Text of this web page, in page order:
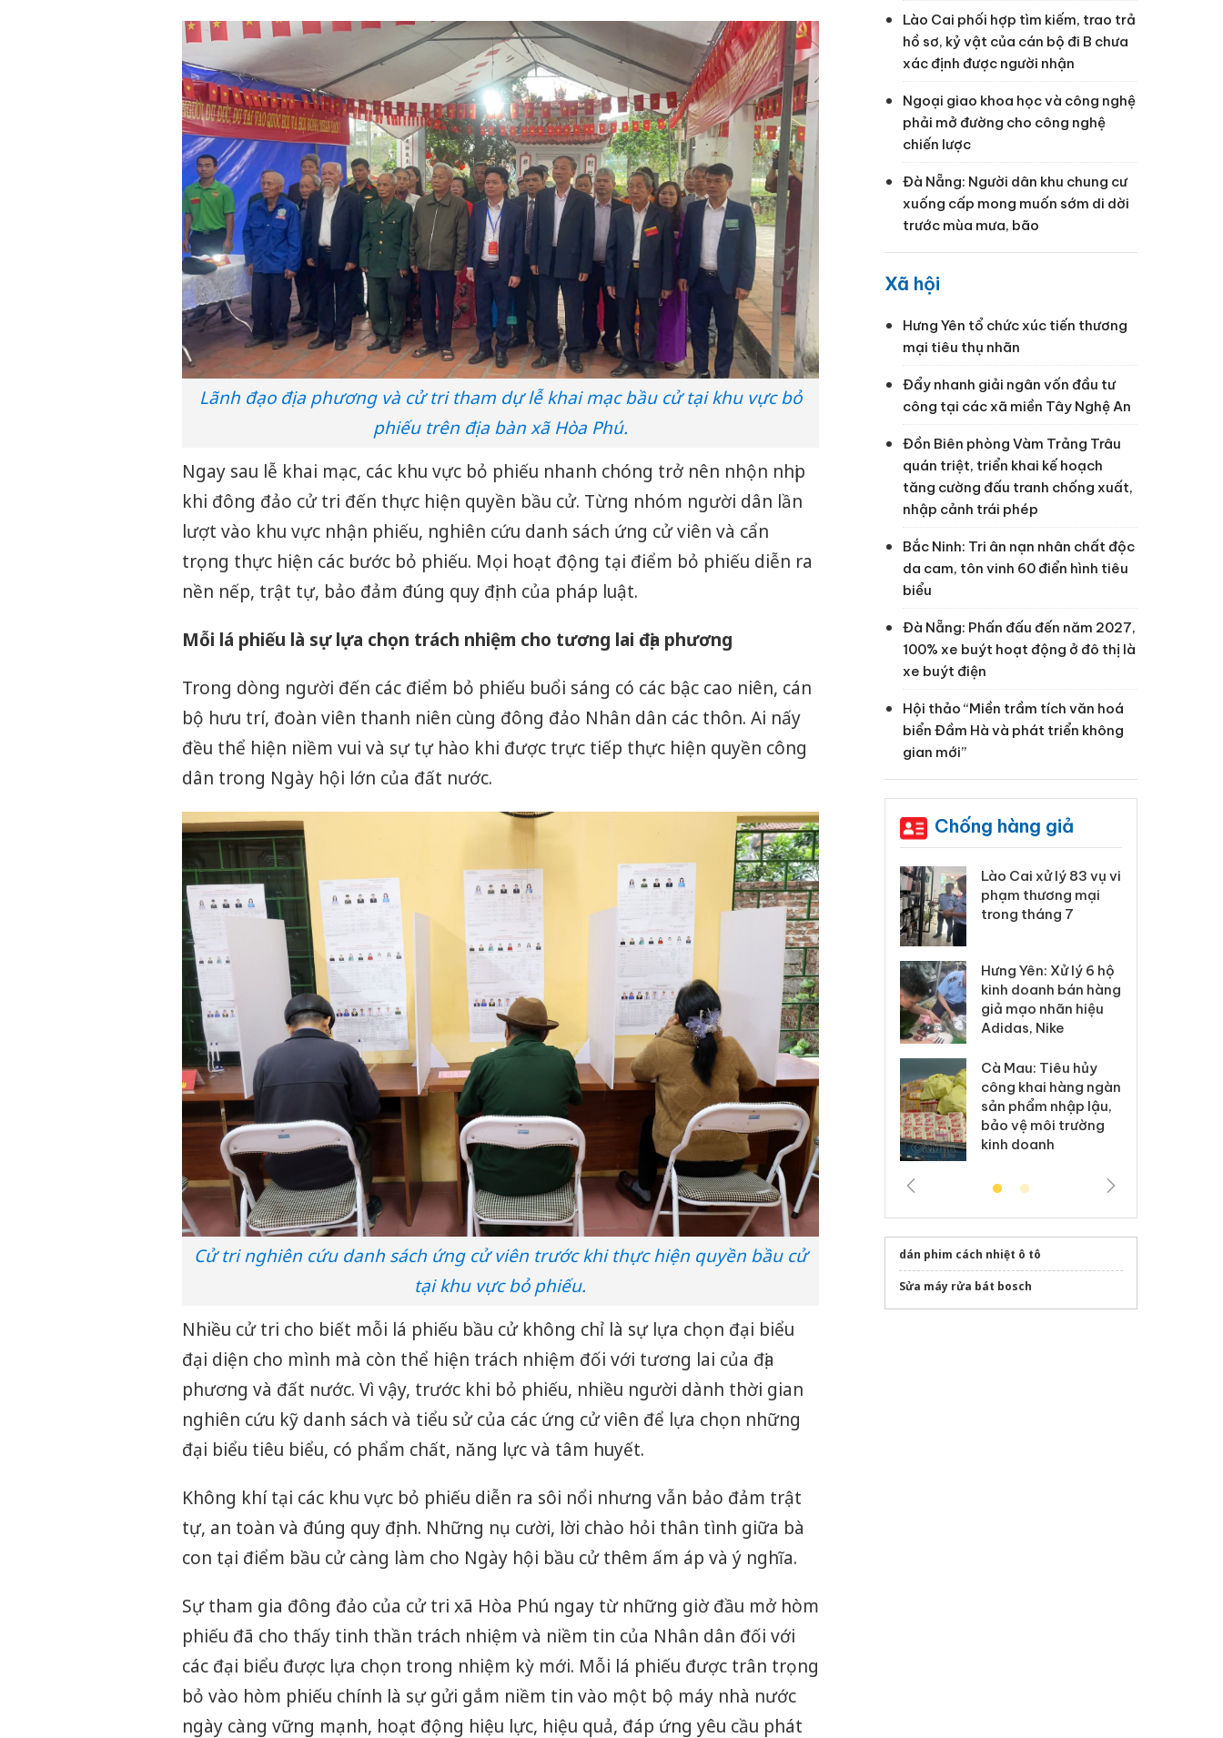
Lãnh đạo địa phương và cử tri tham dự lễ khai mạc bầu cử tại khu vực bỏ
phiếu trên địa bàn xã Hòa Phú.
Ngay sau lễ khai mạc, các khu vực bỏ phiếu nhanh chóng trở nên nhộn nhịp
khi đông đảo cử tri đến thực hiện quyền bầu cử. Từng nhóm người dân lần
lượt vào khu vực nhận phiếu, nghiên cứu danh sách ứng cử viên và cẩn
trọng thực hiện các bước bỏ phiếu. Mọi hoạt động tại điểm bỏ phiếu diễn ra
nền nếp, trật tự, bảo đảm đúng quy định của pháp luật.
Mỗi lá phiếu là sự lựa chọn trách nhiệm cho tương lai địa phương
Trong dòng người đến các điểm bỏ phiếu buổi sáng có các bậc cao niên, cán
bộ hưu trí, đoàn viên thanh niên cùng đông đảo Nhân dân các thôn. Ai nấy
đều thể hiện niềm vui và sự tự hào khi được trực tiếp thực hiện quyền công
dân trong Ngày hội lớn của đất nước.
Cử tri nghiên cứu danh sách ứng cử viên trước khi thực hiện quyền bầu cử
tại khu vực bỏ phiếu.
Nhiều cử tri cho biết mỗi lá phiếu bầu cử không chỉ là sự lựa chọn đại biểu
đại diện cho mình mà còn thể hiện trách nhiệm đối với tương lai của địa
phương và đất nước. Vì vậy, trước khi bỏ phiếu, nhiều người dành thời gian
nghiên cứu kỹ danh sách và tiểu sử của các ứng cử viên để lựa chọn những
đại biểu tiêu biểu, có phẩm chất, năng lực và tâm huyết.
Không khí tại các khu vực bỏ phiếu diễn ra sôi nổi nhưng vẫn bảo đảm trật
tự, an toàn và đúng quy định. Những nụ cười, lời chào hỏi thân tình giữa bà
con tại điểm bầu cử càng làm cho Ngày hội bầu cử thêm ấm áp và ý nghĩa.
Sự tham gia đông đảo của cử tri xã Hòa Phú ngay từ những giờ đầu mở hòm
phiếu đã cho thấy tinh thần trách nhiệm và niềm tin của Nhân dân đối với
các đại biểu được lựa chọn trong nhiệm kỳ mới. Mỗi lá phiếu được trân trọng
bỏ vào hòm phiếu chính là sự gửi gắm niềm tin vào một bộ máy nhà nước
ngày càng vững mạnh, hoạt động hiệu lực, hiệu quả, đáp ứng yêu cầu phát
Lào Cai phối hợp tìm kiếm, trao trả
hồ sơ, kỷ vật của cán bộ đi B chưa
xác định được người nhận
Ngoại giao khoa học và công nghệ
phải mở đường cho công nghệ
chiến lược
Đà Nẵng: Người dân khu chung cư
xuống cấp mong muốn sớm di dời
trước mùa mưa, bão
Xã hội
Hưng Yên tổ chức xúc tiến thương
mại tiêu thụ nhãn
Đẩy nhanh giải ngân vốn đầu tư
công tại các xã miền Tây Nghệ An
Đồn Biên phòng Vàm Trảng Trâu
quán triệt, triển khai kế hoạch
tăng cường đấu tranh chống xuất,
nhập cảnh trái phép
Bắc Ninh: Tri ân nạn nhân chất độc
da cam, tôn vinh 60 điển hình tiêu
biểu
Đà Nẵng: Phấn đấu đến năm 2027,
100% xe buýt hoạt động ở đô thị là
xe buýt điện
Hội thảo “Miền trầm tích văn hoá
biển Đầm Hà và phát triển không
gian mới”
Chống hàng giả
Công an Thanh Hóa
tìm bị hại trong vụ
án sản xuất, buôn
bán yến sào giả
Thanh Hóa: Tìm bị
hại trong vụ án buôn
bán bình sữa
Moyuum giả
An Giang: Đối tượng
chủ mưu đường dây
bán hàng giả tại Phú
Quốc ra đầu thú
Lào Cai xử lý 83 vụ vi
phạm thương mại
trong tháng 7
Hưng Yên: Xử lý 6 hộ
kinh doanh bán hàng
giả mạo nhãn hiệu
Adidas, Nike
Cà Mau: Tiêu hủy
công khai hàng ngàn
sản phẩm nhập lậu,
bảo vệ môi trường
kinh doanh
dán phim cách nhiệt ô tô
Sửa máy rửa bát bosch